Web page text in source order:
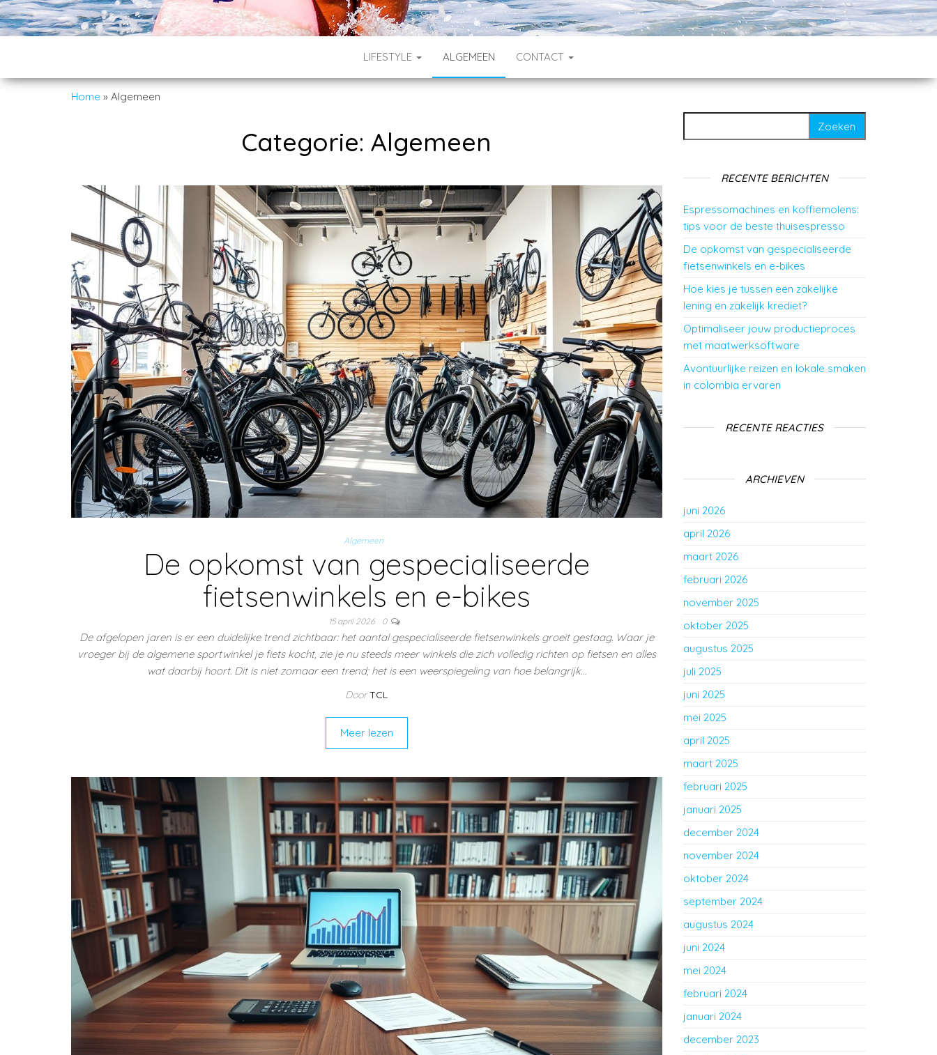
LIFESTYLE ALGEMEEN CONTACT
Home » Algemeen
Categorie:Algemeen
Algemeen
De opkomst van gespecialiseerde
fietsenwinkels en e-bikes
15 april 2026 0
De afgelopen jaren is er een duidelijke trend zichtbaar: het aantal gespecialiseerde fietsenwinkels groeit gestaag. Waar je
vroeger bij de algemene sportwinkel je fiets kocht, zie je nu steeds meer winkels die zich volledig richten op fietsen en alles
wat daarbij hoort. Dit is niet zomaar een trend; het is een weerspiegeling van hoe belangrijk…
Door TCL
Meer lezen
RECENTE BERICHTEN
Espressomachines en koffiemolens:
tips voor de beste thuisespresso
De opkomst van gespecialiseerde
fietsenwinkels en e-bikes
Hoe kies je tussen een zakelijke
lening en zakelijk krediet?
Optimaliseer jouw productieproces
met maatwerksoftware
Avontuurlijke reizen en lokale smaken
in colombia ervaren
RECENTE REACTIES
ARCHIEVEN
juni 2026
april 2026
maart 2026
februari 2026
november 2025
oktober 2025
augustus 2025
juli 2025
juni 2025
mei 2025
april 2025
maart 2025
februari 2025
januari 2025
december 2024
november 2024
oktober 2024
september 2024
augustus 2024
juni 2024
mei 2024
februari 2024
januari 2024
december 2023